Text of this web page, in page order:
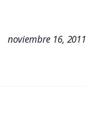
noviembre 16, 2011